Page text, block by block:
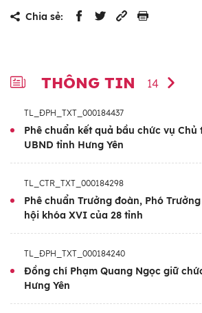
Chia sẻ:
THÔNG TIN 14
TL_ĐPH_TXT_000184437
Phê chuẩn kết quả bầu chức vụ Chủ
UBND tỉnh Hưng Yên
TL_CTR_TXT_000184298
Phê chuẩn Trưởng đoàn, Phó
hội khóa XVI của 28 tỉnh
TL_ĐPH_TXT_000184240
Đồng chí Phạm Quang Ngọc giữ
Hưng Yên